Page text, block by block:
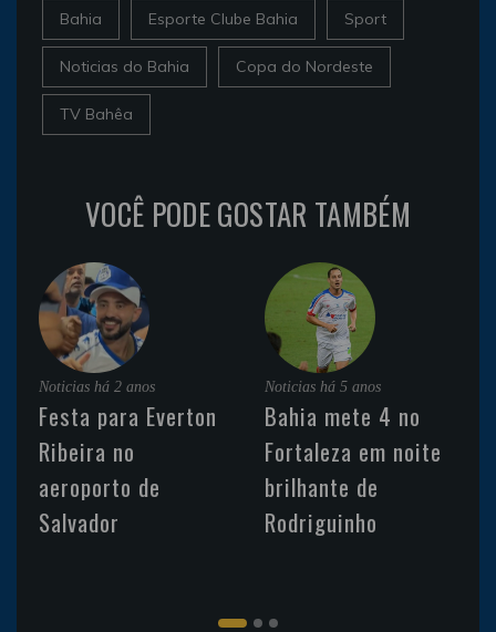
Bahia Esporte Clube Bahia Sport
Noticias do Bahia Copa do Nordeste
TV Bahêa
VOCÊ PODE GOSTAR TAMBÉM
Noticias há 2 anos
Festa para Everton
Ribeira no
aeroporto de
Salvador
Noticias há 5 anos
Bahia mete 4 no
Fortaleza em noite
brilhante de
Rodriguinho